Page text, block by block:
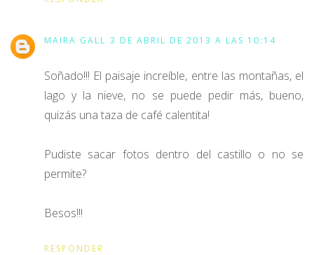
MAIRA GALL 3 DE ABRIL DE 2013 A LAS 10:14
Soñado!!! El paisaje increíble, entre las montañas, el
lago y la nieve, no se puede pedir más, bueno,
quizás una taza de café calentita!
Pudiste sacar fotos dentro del castillo o no se
permite?
Besos!!!
RESPONDER